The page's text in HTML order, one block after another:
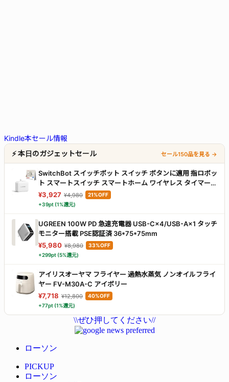
Kindle本セール情報
⚡ 本日のガジェットセール
セール150品を見る →
SwitchBot スイッチボット スイッチ ボタンに適用 指ロボッ
ト スマートスイッチ スマートホーム ワイヤレス タイマー
スマホで遠隔操作 Alexa, Google Home, Siri, IFTTTなどに
対応(ハブ必要) ホワイト
¥3,927 ¥4,980
21%OFF
+39pt (1%還元)
UGREEN 100W PD 急速充電器 USB-C×4/USB-A×1 タッチ
モニター搭載 PSE認証済 36*75*75mm
¥5,980 ¥8,980
33%OFF
+299pt (5%還元)
アイリスオーヤマ フライヤー 過熱水蒸気 ノンオイルフライ
ヤー FV-M30A-C アイボリー
¥7,718 ¥12,800
40%OFF
+77pt (1%還元)
\\ぜひ押してください//
ローソン
PICKUP
ローソン